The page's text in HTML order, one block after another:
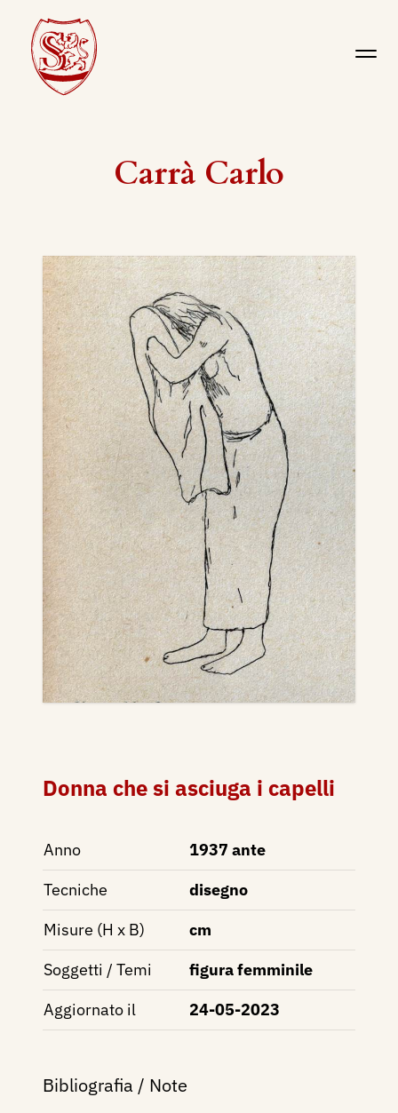
Carrà Carlo
Donna che si asciuga i capelli
Anno
1937 ante
Tecniche
disegno
Misure (H x B)
cm
Soggetti / Temi
figura femminile
Aggiornato il
24-05-2023
Bibliografia / Note